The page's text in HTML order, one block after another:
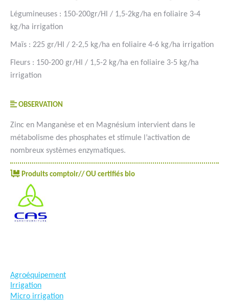
Légumineuses : 150-200gr/Hl / 1,5-2kg/ha en foliaire 3-4
kg/ha irrigation
Maïs : 225 gr/Hl / 2-2,5 kg/ha en foliaire 4-6 kg/ha irrigation
Fleurs : 150-200 gr/Hl / 1,5-2 kg/ha en foliaire 3-5 kg/ha
irrigation
OBSERVATION
Zinc en Manganèse et en Magnésium intervient dans le
métabolisme des phosphates et stimule l’activation de
nombreux systèmes enzymatiques.
Produits comptoir// OU certifiés bio
Agroéquipement
Irrigation
Micro irrigation